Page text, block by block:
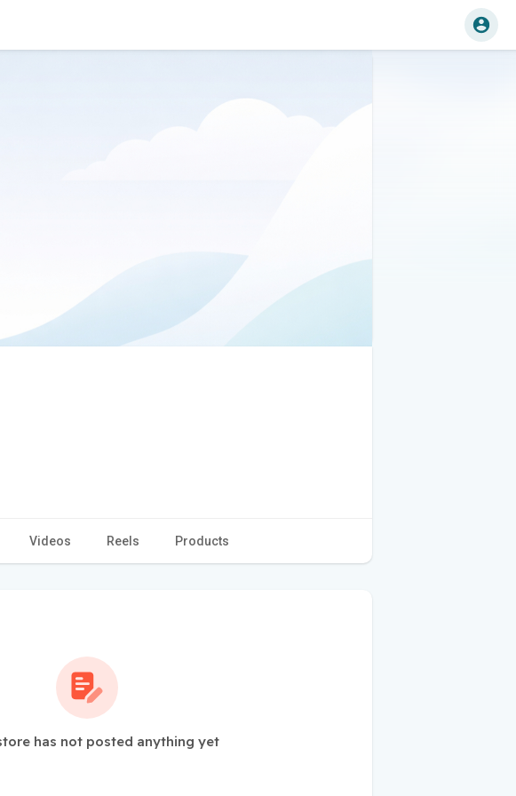
Videos Reels Products
has not posted anything yet